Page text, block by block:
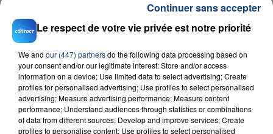
FIL D'ACTU
Le respect de votre vie privée est notre priorité
We and our (447) partnersdo the following data processing based on
your consent and/or our legitimate interest: Store and/or access
information on a device; Use limited data to select advertising; Create
profiles for personalised advertising; Use profiles to select personalised
advertising; Measure advertising performance; Measure content
performance; Understand audiences through statistics or combinations
of data from different sources; Develop and improve services; Create
profiles to personalise content; Use profiles to select personalised
Continuer sans accepter